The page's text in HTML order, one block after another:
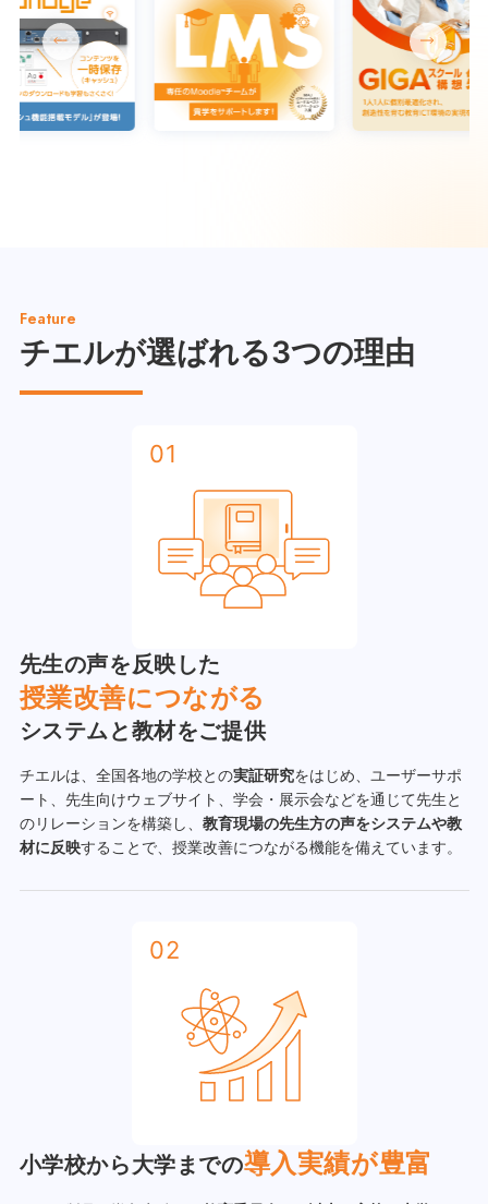
Feature
チエルが選ばれる3つの理由
01
先生の声を反映した
授業改善につながる
システムと教材をご提供
チエルは、全国各地の学校との実証研究をはじめ、ユーザーサポ
ート、先生向けウェブサイト、学会・展示会などを通じて先生と
のリレーションを構築し、 教育現場の先生方の声をシステムや教
材に反映することで、授業改善につながる機能を備えています。
02
小学校から大学までの導入実績が豊富